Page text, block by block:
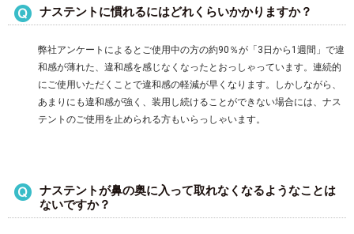
ナステントに慣れるにはどれくらいかかりますか？
弊社アンケートによるとご使用中の方の約90％が「3日から1週間」で違
和感が薄れた、違和感を感じなくなったとおっしゃっています。連続的
にご使用いただくことで違和感の軽減が早くなります。しかしながら、
あまりにも違和感が強く、装用し続けることができない場合には、ナス
テントのご使用を止められる方もいらっしゃいます。
ナステントが鼻の奥に入って取れなくなるようなことは
ないですか？